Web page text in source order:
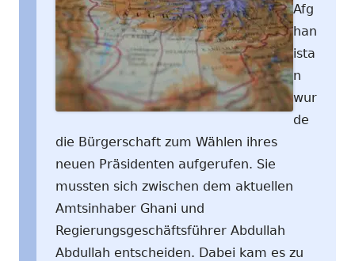
Afg
han
ista
n
wur
de
die Bürgerschaft zum Wählen ihres
neuen Präsidenten aufgerufen. Sie
mussten sich zwischen dem aktuellen
Amtsinhaber Ghani und
Regierungsgeschäftsführer Abdullah
Abdullah entscheiden. Dabei kam es zu